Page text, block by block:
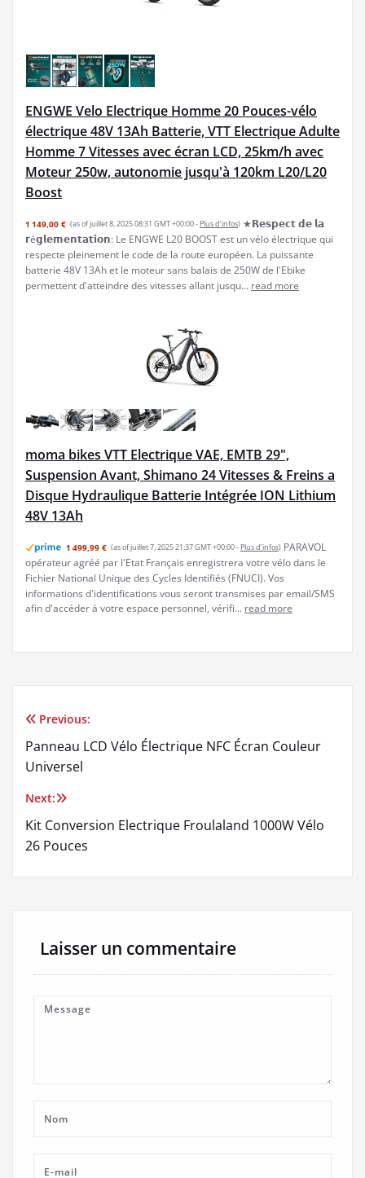
ENGWE Velo Electrique Homme 20 Pouces-vélo
électrique 48V 13Ah Batterie, VTT Electrique Adulte
Homme 7 Vitesses avec écran LCD, 25km/h avec
Moteur 250w, autonomie jusqu'à 120km L20/L20
Boost
1 149,00 € (as of juillet 8, 2025 08:31 GMT +00:00 - Plus d’infos) ★𝗥𝗲𝘀𝗽𝗲𝗰𝘁 𝗱𝗲 𝗹𝗮
𝗿é𝗴𝗹𝗲𝗺𝗲𝗻𝘁𝗮𝘁𝗶𝗼𝗻: Le ENGWE L20 BOOST est un vélo électrique qui
respecte pleinement le code de la route européen. La puissante
batterie 48V 13Ah et le moteur sans balais de 250W de l'Ebike
permettent d'atteindre des vitesses allant jusqu... read more
moma bikes VTT Electrique VAE, EMTB 29",
Suspension Avant, Shimano 24 Vitesses & Freins a
Disque Hydraulique Batterie Intégrée ION Lithium
48V 13Ah
1 499,99 € (as of juillet 7, 2025 21:37 GMT +00:00 - Plus d’infos) PARAVOL
opérateur agréé par l'Etat Français enregistrera votre vélo dans le
Fichier National Unique des Cycles Identifiés (FNUCI). Vos
informations d'identifications vous seront transmises par email/SMS
afin d'accéder à votre espace personnel, vérifi... read more
Navigation
de
l’article
Previous:
Panneau LCD Vélo Électrique NFC Écran Couleur
Universel
Next:
Kit Conversion Electrique Froulaland 1000W Vélo
26 Pouces
Laisser un commentaire